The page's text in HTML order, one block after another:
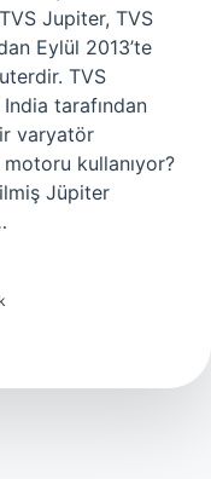
Jupiter, TVS
Eylül 2013’te
TVS
tarafından
varyatör
kullanıyor?
Jüpiter